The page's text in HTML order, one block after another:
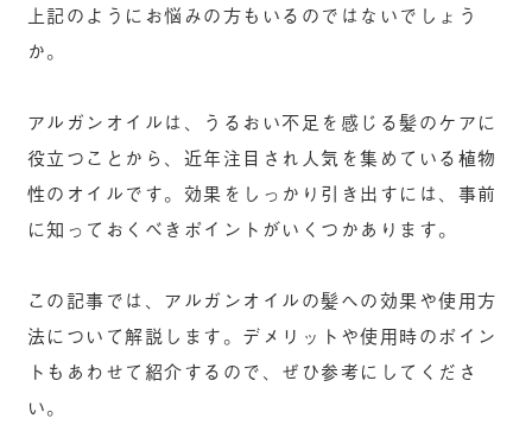
上記のようにお悩みの方もいるのではないでしょう
か。
アルガンオイルは、うるおい不足を感じる髪のケアに
役立つことから、近年注目され人気を集めている植物
性のオイルです。効果をしっかり引き出すには、事前
に知っておくべきポイントがいくつかあります。
この記事では、アルガンオイルの髪への効果や使用方
法について解説します。デメリットや使用時のポイン
トもあわせて紹介するので、ぜひ参考にしてくださ
い。